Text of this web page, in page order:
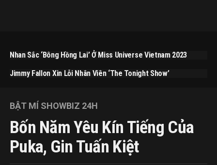
Nhan Sắc ‘bông Hồng Lai’ Ở Miss Universe Vietnam 2023
Jimmy Fallon Xin Lỗi Nhân Viên ‘The Tonight Show’
BẬT MÍ SHOWBIZ 24H
Bốn Năm Yêu Kín Tiếng Của
Puka, Gin Tuấn Kiệt